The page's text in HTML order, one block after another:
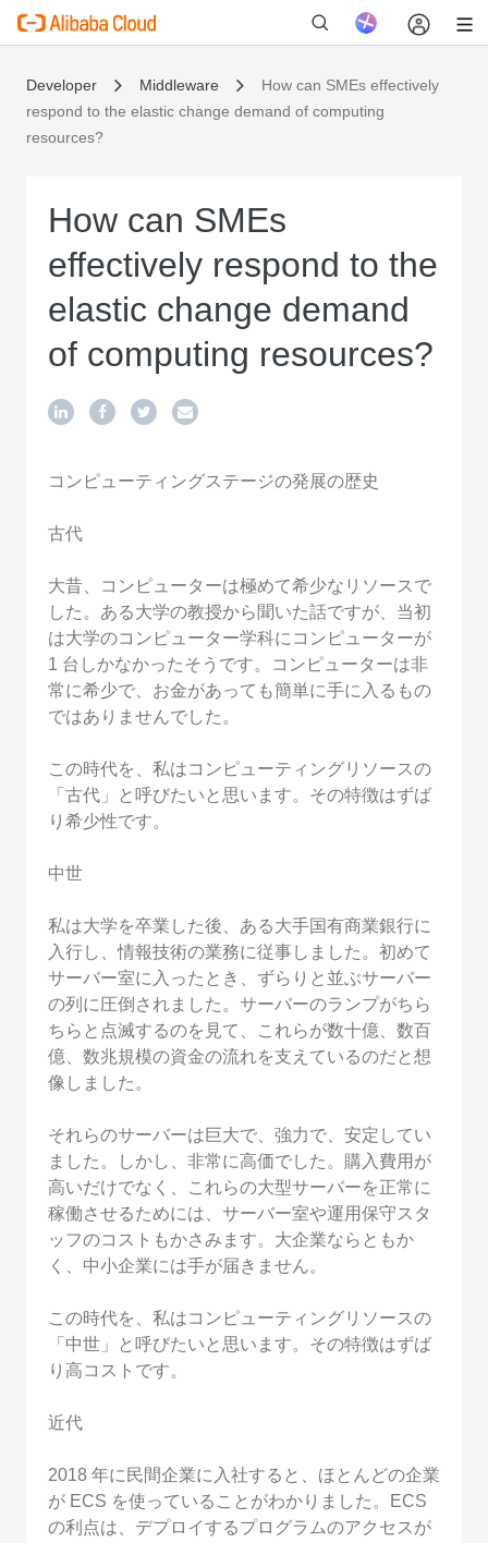
Developer Middleware
How can SMEs effectively
respond to the elastic change demand of computing
resources?
How can SMEs
effectively respond to the
elastic change demand
of computing resources?
コンピューティングステージの発展の歴史
古代
大昔、コンピューターは極めて希少なリソースで
した。ある大学の教授から聞いた話ですが、当初
は大学のコンピューター学科にコンピューターが
1 台しかなかったそうです。コンピューターは非
常に希少で、お金があっても簡単に手に入るもの
ではありませんでした。
この時代を、私はコンピューティングリソースの
「古代」と呼びたいと思います。その特徴はずば
り希少性です。
中世
私は大学を卒業した後、ある大手国有商業銀行に
入行し、情報技術の業務に従事しました。初めて
サーバー室に入ったとき、ずらりと並ぶサーバー
の列に圧倒されました。サーバーのランプがちら
ちらと点滅するのを見て、これらが数十億、数百
億、数兆規模の資金の流れを支えているのだと想
像しました。
それらのサーバーは巨大で、強力で、安定してい
ました。しかし、非常に高価でした。購入費用が
高いだけでなく、これらの大型サーバーを正常に
稼働させるためには、サーバー室や運用保守スタ
ッフのコストもかさみます。大企業ならともか
く、中小企業には手が届きません。
この時代を、私はコンピューティングリソースの
「中世」と呼びたいと思います。その特徴はずば
り高コストです。
近代
2018 年に民間企業に入社すると、ほとんどの企業
が ECS を使っていることがわかりました。ECS
の利点は、デプロイするプログラムのアクセスが